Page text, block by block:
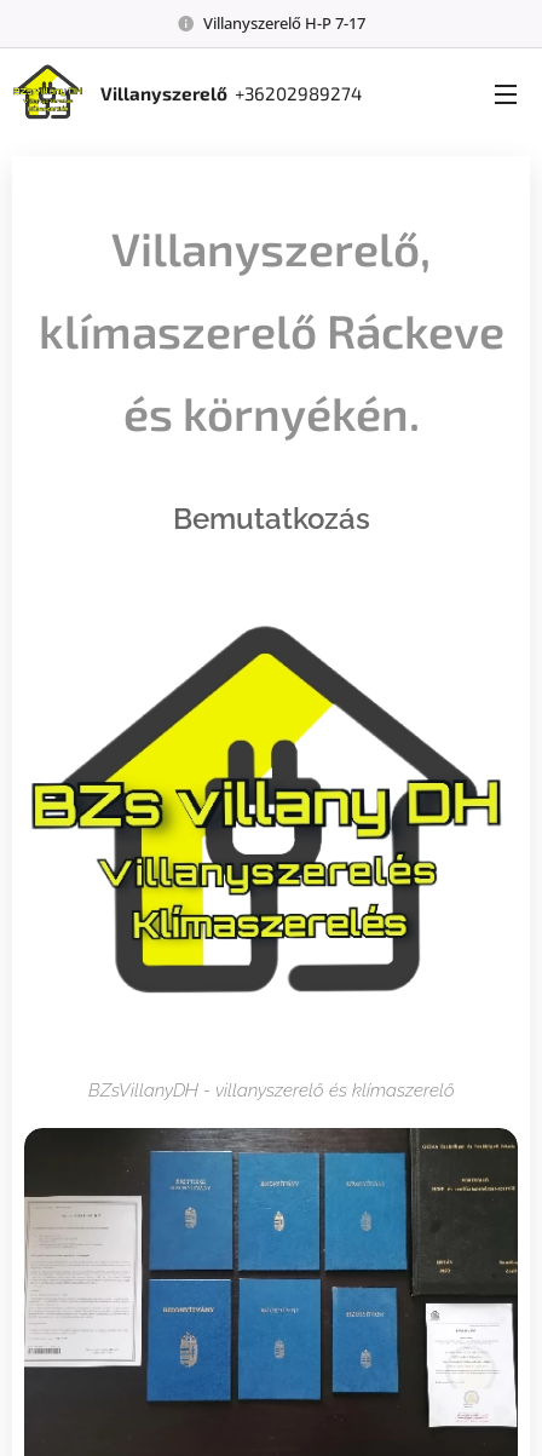
Villanyszerelő H-P 7-17
Villanyszerelő +36202989274
Villanyszerelő,
klímaszerelő Ráckeve
és környékén.
Bemutatkozás
BZsVillanyDH - villanyszerelő és klímaszerelő